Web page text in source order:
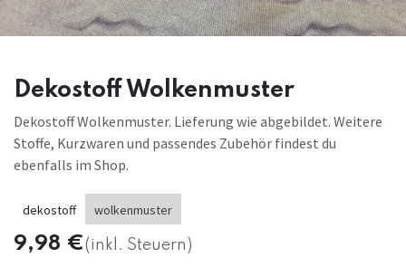
Dekostoff Wolkenmuster
Dekostoff Wolkenmuster. Lieferung wie abgebildet. Weitere
Stoffe, Kurzwaren und passendes Zubehör findest du
ebenfalls im Shop.
dekostoff wolkenmuster
9,98 €(inkl. Steuern)